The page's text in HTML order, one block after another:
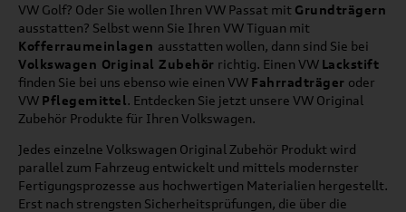
VW Golf? Oder Sie wollen Ihren VW Passat mit Grundträgern
ausstatten? Selbst wenn Sie Ihren VW Tiguan mit
Kofferraumeinlagen ausstatten wollen, dann sind Sie bei
Volkswagen Original Zubehör richtig. Einen VW Lackstift
finden Sie bei uns ebenso wie einen VW Fahrradträger oder
VW Pflegemittel. Entdecken Sie jetzt unsere VW Original
Zubehör Produkte für Ihren Volkswagen.
Jedes einzelne Volkswagen Original Zubehör Produkt wird
parallel zum Fahrzeug entwickelt und mittels modernster
Fertigungsprozesse aus hochwertigen Materialien hergestellt.
Erst nach strengsten Sicherheitsprüfungen, die über die